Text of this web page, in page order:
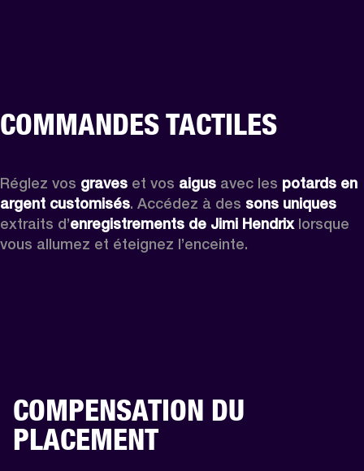
COMMANDES TACTILES
Réglez vos graves et vos aigus avec les potards en
argent customisés. Accédez à des sons uniques
extraits d’enregistrements de Jimi Hendrix lorsque
vous allumez et éteignez l’enceinte.
COMPENSATION DU
PLACEMENT